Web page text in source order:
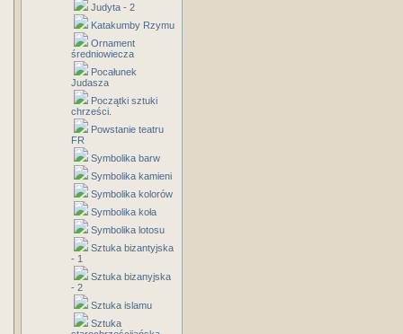
Judyta - 2
Katakumby Rzymu
Ornament
średniowiecza
Pocałunek
Judasza
Początki sztuki
chrześci.
Powstanie teatru
FR
Symbolika barw
Symbolika kamieni
Symbolika kolorów
Symbolika koła
Symbolika lotosu
Sztuka bizantyjska
- 1
Sztuka bizanyjska
- 2
Sztuka islamu
Sztuka